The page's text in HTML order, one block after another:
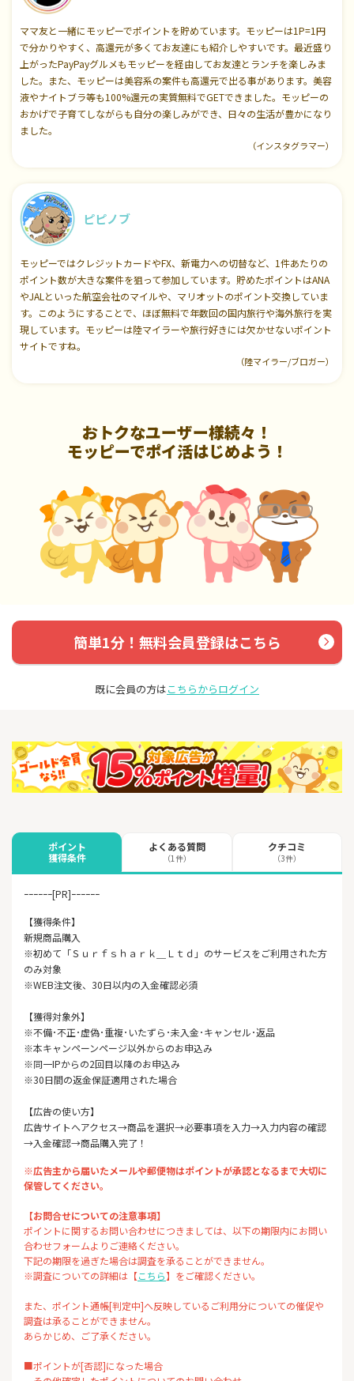
ママ友と一緒にモッピーでポイントを貯めています。モッピーは1P=1円
で分かりやすく、高還元が多くてお友達にも紹介しやすいです。最近盛り
上がったPayPayグルメもモッピーを経由してお友達とランチを楽しみま
した。また、モッピーは美容系の案件も高還元で出る事があります。美容
液やナイトブラ等も100%還元の実質無料でGETできました。モッピーの
おかげで子育てしながらも自分の楽しみができ、日々の生活が豊かになり
ました。
（インスタグラマー）
ピピノブ
モッピーではクレジットカードやFX、新電力への切替など、1件あたりの
ポイント数が大きな案件を狙って参加しています。貯めたポイントはANA
やJALといった航空会社のマイルや、マリオットのポイント交換していま
す。このようにすることで、ほぼ無料で年数回の国内旅行や海外旅行を実
現しています。モッピーは陸マイラーや旅行好きには欠かせないポイント
サイトですね。
（陸マイラー/ブロガー）
おトクなユーザー様続々！
モッピーでポイ活はじめよう！
簡単1分！無料会員登録はこちら
既に会員の方はこちらからログイン
ポイント
獲得条件
よくある質問
（1件）
クチコミ
（3件）
ｰｰｰｰｰｰ[PR]ｰｰｰｰｰｰ
【獲得条件】
新規商品購入
※初めて「Ｓｕｒｆｓｈａｒｋ＿Ｌｔｄ」のサービスをご利用された方
のみ対象
※WEB注文後、30日以内の入金確認必須
【獲得対象外】
※不備･不正･虚偽･重複･いたずら･未入金･キャンセル･返品
※本キャンペーンページ以外からのお申込み
※同一IPからの2回目以降のお申込み
※30日間の返金保証適用された場合
【広告の使い方】
広告サイトへアクセス→商品を選択→必要事項を入力→入力内容の確認
→入金確認→商品購入完了！
※広告主から届いたメールや郵便物はポイントが承認となるまで大切に
保管してください。
【お問合せについての注意事項】
ポイントに関するお問い合わせにつきましては、以下の期限内にお問い
合わせフォームよりご連絡ください。
下記の期限を過ぎた場合は調査を承ることができません。
※調査についての詳細は【こちら】をご確認ください。
また、ポイント通帳[判定中]へ反映しているご利用分についての催促や
調査は承ることができません。
あらかじめ、ご了承ください。
■ポイントが[否認]になった場合